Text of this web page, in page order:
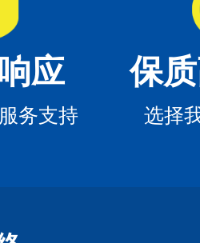
应
务支持
保
选择